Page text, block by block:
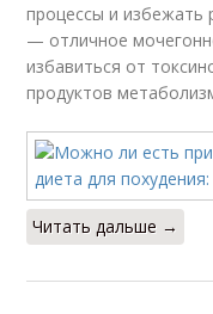
процессы и избежать
— отличное
избавиться от
продуктов
Читать дальше →